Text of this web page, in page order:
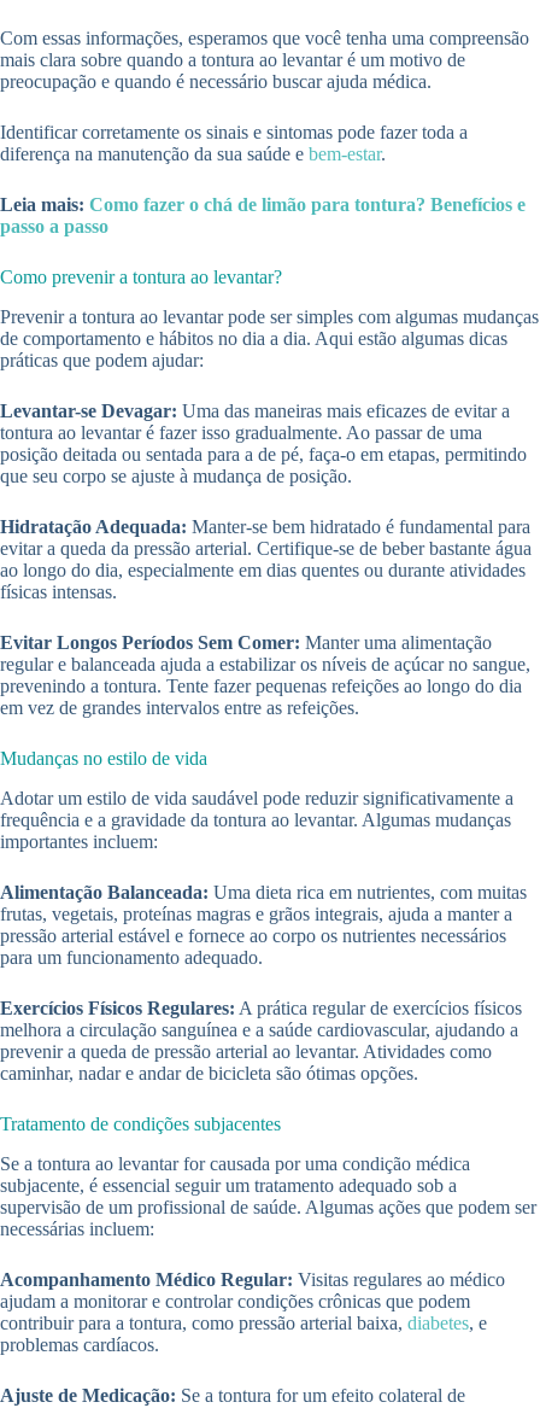
Com essas informações, esperamos que você tenha uma compreensão
mais clara sobre quando a tontura ao levantar é um motivo de
preocupação e quando é necessário buscar ajuda médica.
Identificar corretamente os sinais e sintomas pode fazer toda a
diferença na manutenção da sua saúde e bem-estar.
Leia mais: Como fazer o chá de limão para tontura? Benefícios e
passo a passo
Como prevenir a tontura ao levantar?
Prevenir a tontura ao levantar pode ser simples com algumas mudanças
de comportamento e hábitos no dia a dia. Aqui estão algumas dicas
práticas que podem ajudar:
Levantar-se Devagar: Uma das maneiras mais eficazes de evitar a
tontura ao levantar é fazer isso gradualmente. Ao passar de uma
posição deitada ou sentada para a de pé, faça-o em etapas, permitindo
que seu corpo se ajuste à mudança de posição.
Hidratação Adequada: Manter-se bem hidratado é fundamental para
evitar a queda da pressão arterial. Certifique-se de beber bastante água
ao longo do dia, especialmente em dias quentes ou durante atividades
físicas intensas.
Evitar Longos Períodos Sem Comer: Manter uma alimentação
regular e balanceada ajuda a estabilizar os níveis de açúcar no sangue,
prevenindo a tontura. Tente fazer pequenas refeições ao longo do dia
em vez de grandes intervalos entre as refeições.
Mudanças no estilo de vida
Adotar um estilo de vida saudável pode reduzir significativamente a
frequência e a gravidade da tontura ao levantar. Algumas mudanças
importantes incluem:
Alimentação Balanceada: Uma dieta rica em nutrientes, com muitas
frutas, vegetais, proteínas magras e grãos integrais, ajuda a manter a
pressão arterial estável e fornece ao corpo os nutrientes necessários
para um funcionamento adequado.
Exercícios Físicos Regulares: A prática regular de exercícios físicos
melhora a circulação sanguínea e a saúde cardiovascular, ajudando a
prevenir a queda de pressão arterial ao levantar. Atividades como
caminhar, nadar e andar de bicicleta são ótimas opções.
Tratamento de condições subjacentes
Se a tontura ao levantar for causada por uma condição médica
subjacente, é essencial seguir um tratamento adequado sob a
supervisão de um profissional de saúde. Algumas ações que podem ser
necessárias incluem:
Acompanhamento Médico Regular: Visitas regulares ao médico
ajudam a monitorar e controlar condições crônicas que podem
contribuir para a tontura, como pressão arterial baixa, diabetes, e
problemas cardíacos.
Ajuste de Medicação: Se a tontura for um efeito colateral de